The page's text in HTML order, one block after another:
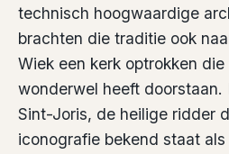
technisch hoogwaardige
brachten die traditie ook
Wiek een kerk optrokken
wonderwel heeft doorstaan.
Sint-Joris, de heilige ridder
iconografie bekend staat